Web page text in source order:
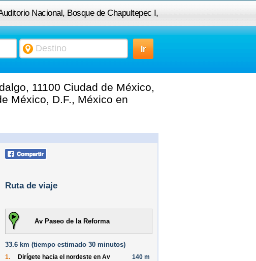
Nacional, Bosque de Chapultepec I,
Ciudad de México, D.F., México a Área
México
11100 Ciudad de México,
México, D.F., México en
Ruta de viaje
Av Paseo de la Reforma
33.6 km (tiempo estimado 30 minutos)
1. Dirígete hacia el nordeste en Av
140 m